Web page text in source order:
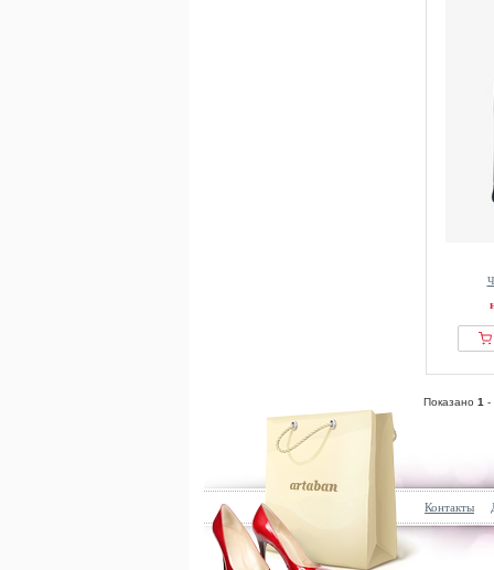
Показано 1 -
Контакты